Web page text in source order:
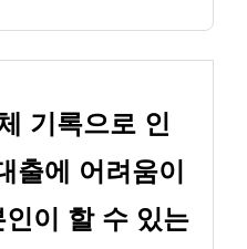
기록으로 인
출에 어려움이
이 할 수 있는